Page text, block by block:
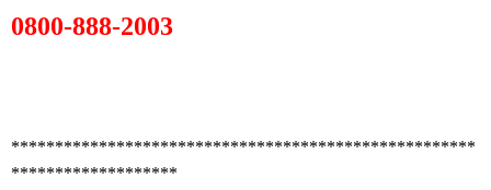
0800-888-2003
*****************************************************
*******************